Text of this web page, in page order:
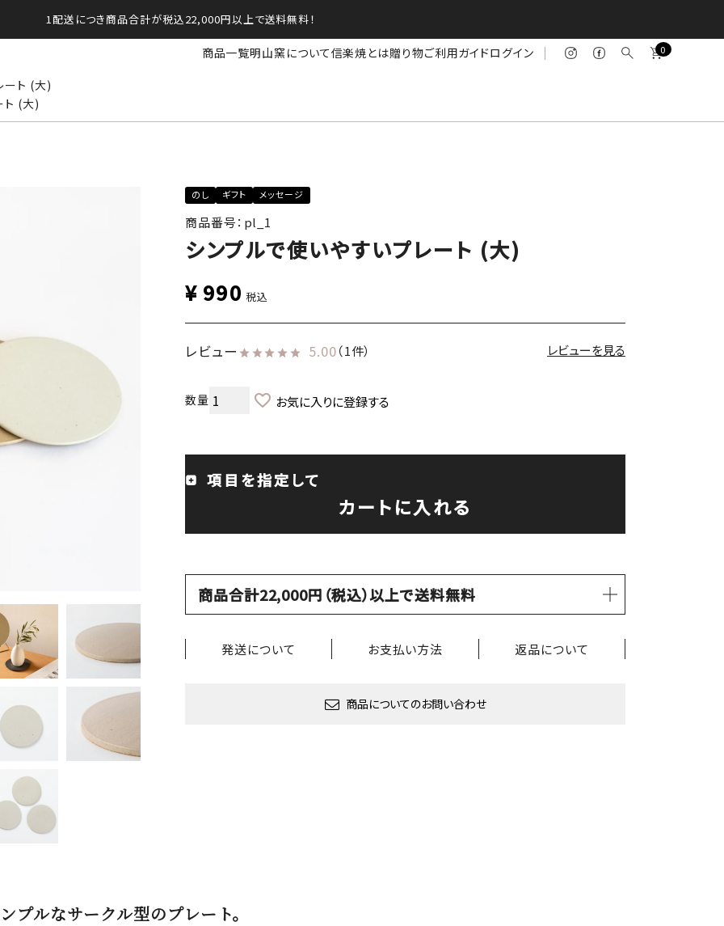
1配送につき商品合計が税込22,000円以上で送料無料！
商品一覧明山窯について信楽焼とは贈り物ご利用ガイドログイン 0
ート (大)
ト (大)
のし ギフト メッセージ
商品番号：pl_1
シンプルで使いやすいプレート (大)
¥ 990 税込
レビュー 5.00（1件） レビューを見る
お気に入りに登録する
項目を指定して
カートに入れる
商品合計22,000円（税込）以上で送料無料
発送について お支払い方法 返品について
商品についてのお問い合わせ
プルなサークル型のプレート。